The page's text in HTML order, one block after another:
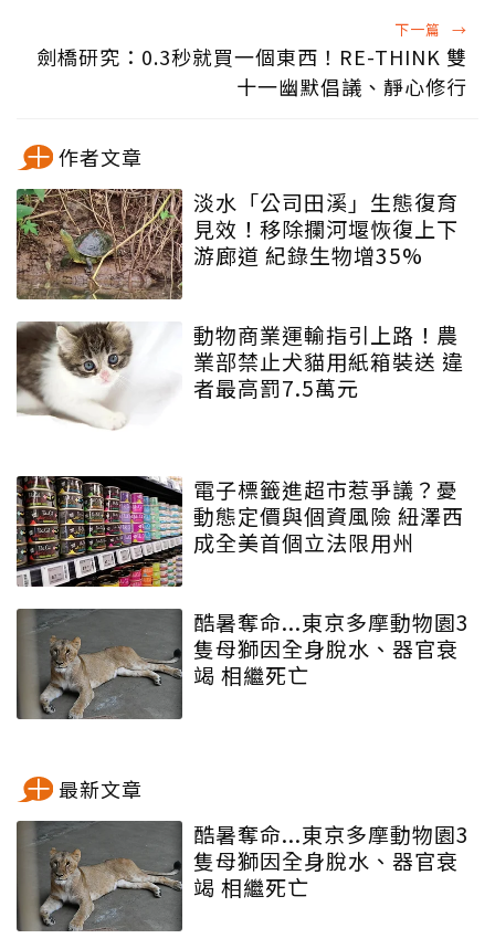
下一篇 →
劍橋研究：0.3秒就買一個東西！RE-THINK 雙
十一幽默倡議、靜心修行
作者文章
淡水「公司田溪」生態復育
見效！移除攔河堰恢復上下
游廊道 紀錄生物增35%
動物商業運輸指引上路！農
業部禁止犬貓用紙箱裝送 違
者最高罰7.5萬元
電子標籤進超市惹爭議？憂
動態定價與個資風險 紐澤西
成全美首個立法限用州
酷暑奪命...東京多摩動物園3
隻母獅因全身脫水、器官衰
竭 相繼死亡
最新文章
酷暑奪命...東京多摩動物園3
隻母獅因全身脫水、器官衰
竭 相繼死亡